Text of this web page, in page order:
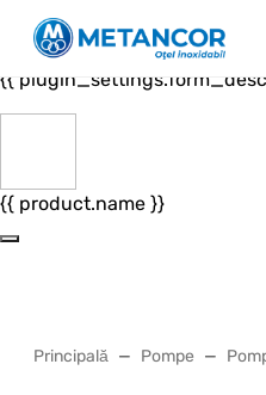
Close
{{
{{
{{ product.name }}
Principală Pompe